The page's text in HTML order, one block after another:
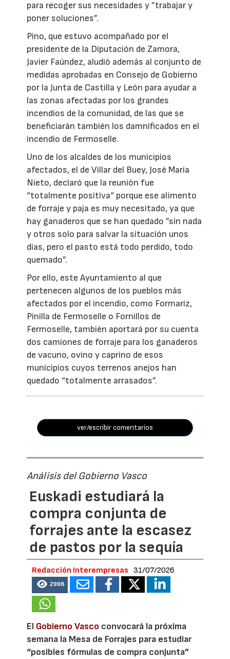
para recoger sus necesidades y ”trabajar y
poner soluciones”.
Pino, que estuvo acompañado por el
presidente de la Diputación de Zamora,
Javier Faúndez, aludió además al conjunto de
medidas aprobadas en Consejo de Gobierno
por la Junta de Castilla y León para ayudar a
las zonas afectadas por los grandes
incendios de la comunidad, de las que se
beneficiarán también los damnificados en el
incendio de Fermoselle.
Uno de los alcaldes de los municipios
afectados, el de Villar del Buey, José María
Nieto, declaró que la reunión fue
“totalmente positiva“ porque ese alimento
de forraje y paja es muy necesitado, ya que
hay ganaderos que se han quedado ”sin nada
y otros solo para salvar la situación unos
días, pero el pasto está todo perdido, todo
quemado”.
Por ello, este Ayuntamiento al que
pertenecen algunos de los pueblos más
afectados por el incendio, como Formariz,
Pinilla de Fermoselle o Fornillos de
Fermoselle, también aportará por su cuenta
dos camiones de forraje para los ganaderos
de vacuno, ovino y caprino de esos
municipios cuyos terrenos anejos han
quedado “totalmente arrasados”.
ver/escribir comentarios
Análisis del Gobierno Vasco
Euskadi estudiará la
compra conjunta de
forrajes ante la escasez
de pastos por la sequía
Redacción Interempresas 31/07/2026
2998
El Gobierno Vasco convocará la próxima
semana la Mesa de Forrajes para estudiar
“posibles fórmulas de compra conjunta”